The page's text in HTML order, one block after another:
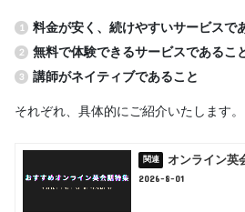
料金が安く、続けやすいサービスで
無料で体験できるサービスであるこ
講師がネイティブであること
それぞれ、具体的にご紹介いたします。
オンライン英
2026-8-01